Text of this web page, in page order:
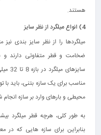
هستند.
4) انواع میلگرد از نظر سایز
میلگردها را از نظر سایز بندی
ضخامت و قطر متفاوتی دارند و
مناسب برای یک سازه بتنی، باید با
محیطی و بارهای وارد بر سازه انجام
به طور کلی، هرچه قطر میلگرد
بنابراین برای سازه‌ هایی که در